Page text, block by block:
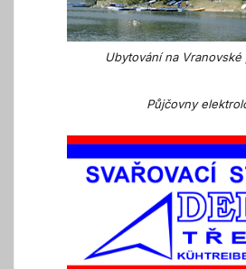
Ubytování na Vranovské
Půjčovny